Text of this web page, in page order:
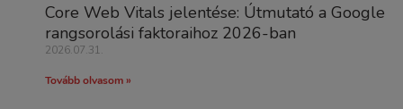
Core Web Vitals jelentése: Útmutató a Google
rangsorolási faktoraihoz 2026-ban
2026.07.31.
Tovább olvasom »